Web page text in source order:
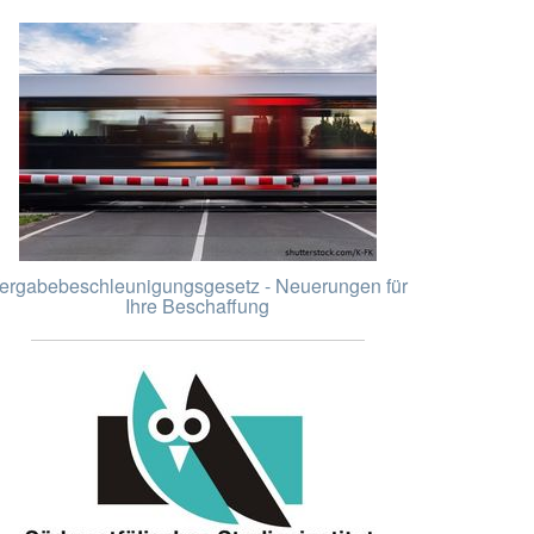
- Neuerungen für
Ihre Beschaffung